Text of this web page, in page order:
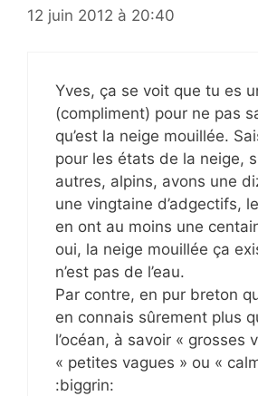
12 juin 2012 à 20:40
Yves, ça se voit que tu es
(compliment) pour ne pas
qu’est la neige mouillée.
pour les états de la neige,
autres, alpins, avons une
une vingtaine d’adgectifs,
en ont au moins une
oui, la neige mouillée ça
n’est pas de l’eau.
Par contre, en pur breton
en connais sûrement plus
l’océan, à savoir « grosses
« petites vagues » ou «
:biggrin: